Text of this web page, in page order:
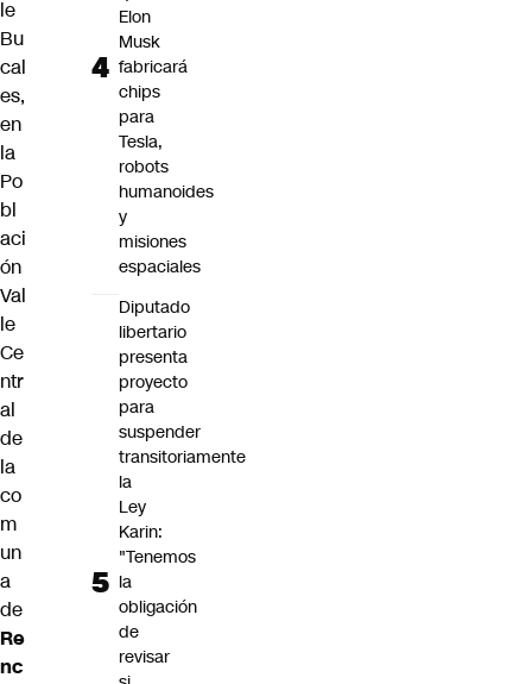
le
Bu
cal
es,
en
la
Po
bl
aci
ón
Val
le
Ce
ntr
al
de
la
co
m
un
a
de
Re
nc
Elon
Musk
fabricará
chips
para
Tesla,
robots
humanoides
y
misiones
espaciales
Diputado
libertario
presenta
proyecto
para
suspender
transitoriamente
la
Ley
Karin:
"Tenemos
la
obligación
de
revisar